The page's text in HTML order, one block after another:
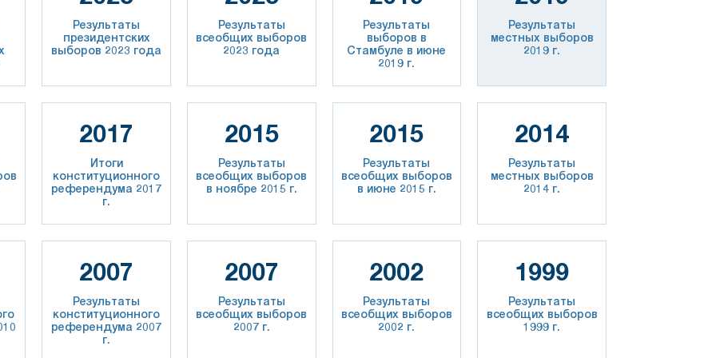
Результаты
президентских
выборов 2023 года
Результаты
всеобщих выборов
2023 года
Результаты
выборов в
Стамбуле в июне
2019 г.
Результаты
местных выборов
2019 г.
2017
Итоги
конституционного
референдума 2017
г.
2015
Результаты
всеобщих выборов
в ноябре 2015 г.
2015
Результаты
всеобщих выборов
в июне 2015 г.
2014
Результаты
местных выборов
2014 г.
2007
Результаты
конституционного
референдума 2007
г.
2007
Результаты
всеобщих выборов
2007 г.
2002
Результаты
всеобщих выборов
2002 г.
1999
Результаты
всеобщих выборов
1999 г.